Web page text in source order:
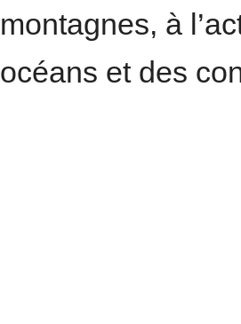
montagnes, à
océans et des